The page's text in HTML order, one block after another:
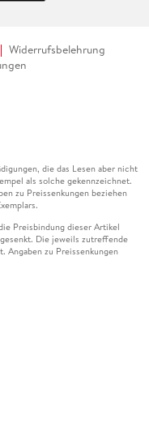
Widerrufsbelehrung
die das Lesen aber nicht
als solche gekennzeichnet.
zu Preissenkungen beziehen
Preisbindung dieser Artikel
Die jeweils zutreffende
zu Preissenkungen